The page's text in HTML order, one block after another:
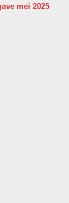
mei 2025